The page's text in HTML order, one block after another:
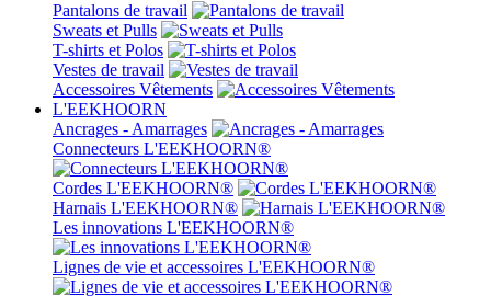
Pantalons de travail
Sweats et Pulls
T-shirts et Polos
Vestes de travail
Accessoires Vêtements
L'EEKHOORN
Ancrages - Amarrages
Connecteurs L'EEKHOORN®
Cordes L'EEKHOORN®
Harnais L'EEKHOORN®
Les innovations L'EEKHOORN®
Lignes de vie et accessoires L'EEKHOORN®